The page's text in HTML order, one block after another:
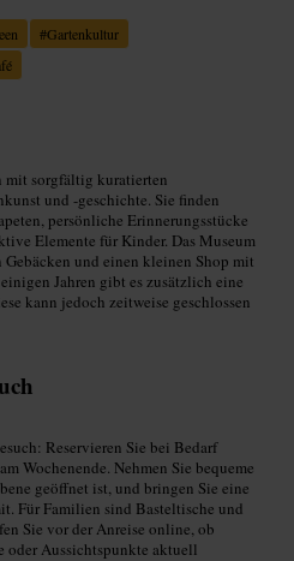
#Gartenkultur
mit sorgfältig kuratierten
und -geschichte. Sie finden
persönliche Erinnerungsstücke
Elemente für Kinder. Das Museum
und einen kleinen Shop mit
Jahren gibt es zusätzlich eine
kann jedoch zeitweise geschlossen
Reservieren Sie bei Bedarf
Wochenende. Nehmen Sie bequeme
geöffnet ist, und bringen Sie eine
Für Familien sind Basteltische und
Sie vor der Anreise online, ob
oder Aussichtspunkte aktuell